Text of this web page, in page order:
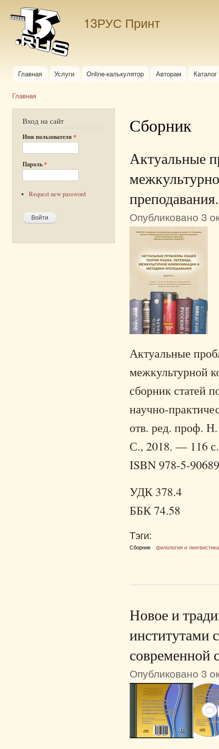
13РУС Принт
Главное меню
Главная Услуги Online-калькулятор Авторам
Главная
Вход на сайт
Имя пользователя *
Пароль*
Request new password
Сборник
Актуальные
Опубликовано 3
Актуальные
межкультурной
сборник статей
научно-
отв. ред. проф.
С., 2018. — 116 с.
ISBN 978-5-
УДК 378.4
ББК 74.58
Тэги:
Сборник филология и лингвистика
Новое и
институтами
современной
Опубликовано 3